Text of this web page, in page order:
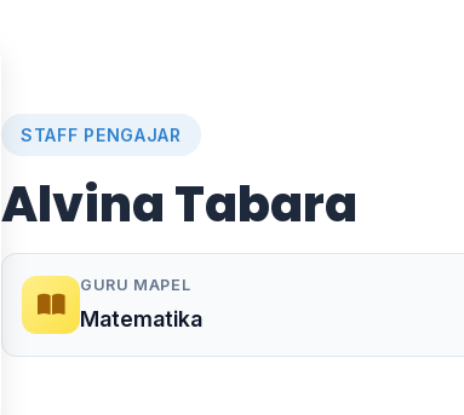
STAFF PENGAJAR
Alvina Tabara
GURU MAPEL
Matematika